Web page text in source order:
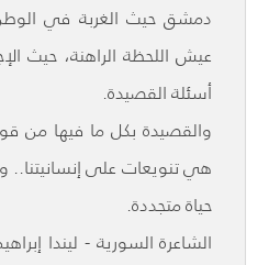
دمشق حيث الغربة في
عيش اللحظة الراهنة، حيث
أسئلة القصيدة.
والقصيدة بكل ما فيها من
هي تنويعات على إنسانيتنا..
حياة متجددة.
الشاعرة السورية - ليندا